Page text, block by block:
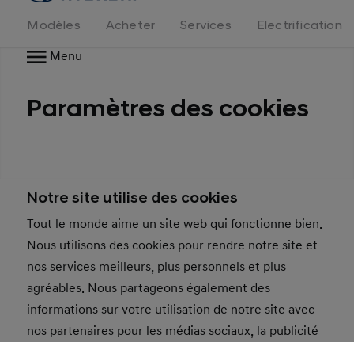
logo
Modèles Acheter Services
Electrification
Menu
Paramètres des cookies
Notre site utilise des cookies
Tout le monde aime un site web qui fonctionne bien.
Nous utilisons des cookies pour rendre notre site et
nos services meilleurs, plus personnels et plus
agréables. Nous partageons également des
informations sur votre utilisation de notre site avec
nos partenaires pour les médias sociaux, la publicité